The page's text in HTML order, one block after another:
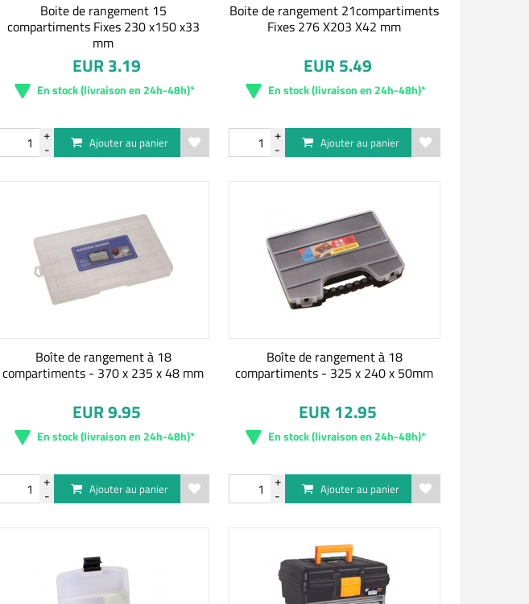
Boite de rangement 15
compartiments Fixes 230 x150 x33
mm
EUR 3.19
En stock (livraison en 24h-48h)*
Ajouter au panier
Boite de rangement 21compartiments
Fixes 276 X203 X42 mm
EUR 5.49
En stock (livraison en 24h-48h)*
Ajouter au panier
Boîte de rangement à 18
compartiments - 370 x 235 x 48 mm
EUR 9.95
En stock (livraison en 24h-48h)*
Ajouter au panier
Boîte de rangement à 18
compartiments - 325 x 240 x 50mm
EUR 12.95
En stock (livraison en 24h-48h)*
Ajouter au panier